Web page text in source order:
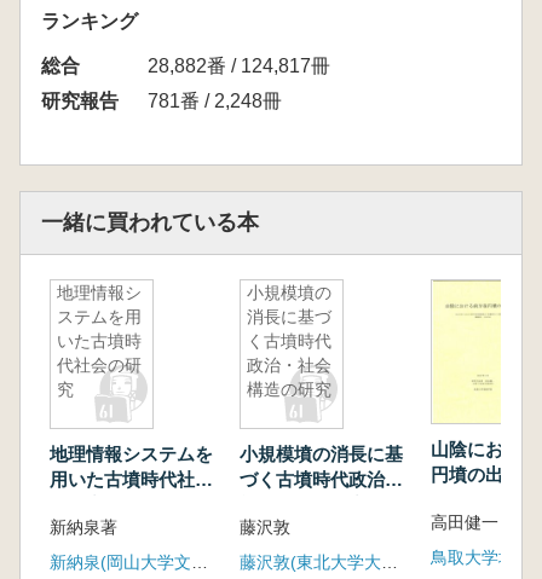
ランキング
総合
28,882番 / 124,817冊
研究報告
781番 / 2,248冊
一緒に買われている本
地理情報シ
ステムを用
いた古墳時
代社会の研
究
地理情報システムを
用いた古墳時代社会
新納泉著
小規模墳の
消長に基づ
く古墳時代
政治・社会
構造の研究
小規模墳の消長に基
づく古墳時代政治・
藤沢敦
山陰におけ
円墳の出現
高田健一 編
鳥取大学地域